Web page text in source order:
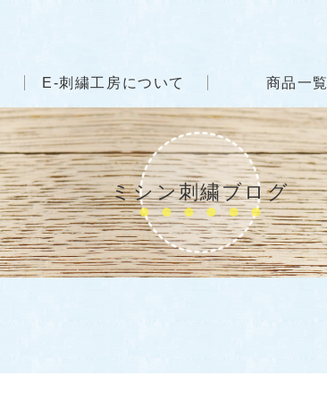
E-刺繍工房について 商品一覧
ミシン刺繍ブログ